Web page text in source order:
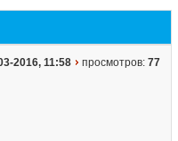
2016, 11:58 просмотров: 77